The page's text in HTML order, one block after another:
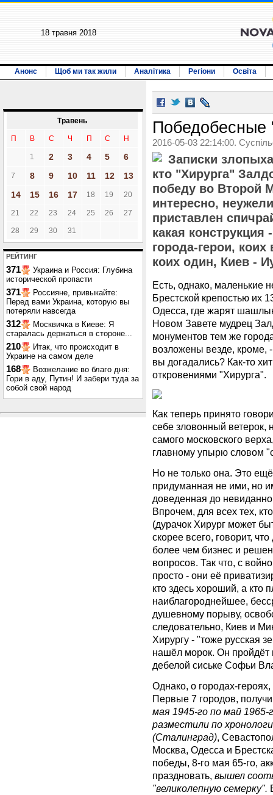
18 травня 2018
Анонс Щоб ми так жили Аналітика Регіони Освіта
Травень
П В С Ч П С Н
1 2 3 4 5 6
7 8 9 10 11 12
13
14
15 16 17 18 19 20
21 22 23 24 25 26 27
28 29 30 31
РЕЙТИНГ
371
Украина и Россия: Глубина
исторической пропасти
371
Россияне, привыкайте:
Перед вами Украина, которую вы
потеряли навсегда
312
Москвичка в Киеве: Я
старалась держаться в стороне...
210
Итак, что происходит в
Украине на самом деле
168
Возжелание во благо дня:
Гори в аду, Путин! И забери туда за
собой свой народ
2016-05-03 22:14:00.
Записки
кто "Хирурга"
победу во Второй
интересно,
приставлен
какая конструкция
города-герои,
коих один, Киев -
Есть, однако, маленькие
Брестской крепостью их
Одесса, где жарят
Новом Завете мудрец
монументов тем же
возложены везде, кроме,
вы догадались? Как-то
откровениями "Хирурга".
Как теперь принято
себе зловонный ветерок,
самого московского
главному упырю словом
Но не только она. Это
придуманная не ими, но
доведенная до
Впрочем, для всех тех,
(дурачок Хирург может
скорее всего, говорит,
более чем бизнес и
вопросов. Так что, с
просто - они её
кто здесь хороший, а кто
наиблагороднeйшее,
душевному порыву,
следовательно, Киев и
Хирургу - "тоже русская
нашёл морок. Он пройдёт
дебелой сиське Софьи
Однако, о городах-
Первые 7 городов,
мая 1945-го по май
разместили по
(Сталинград),
Москва, Одесса и
победы, 8-го мая 65-го,
праздновать, вышел
"великолепную семерку".